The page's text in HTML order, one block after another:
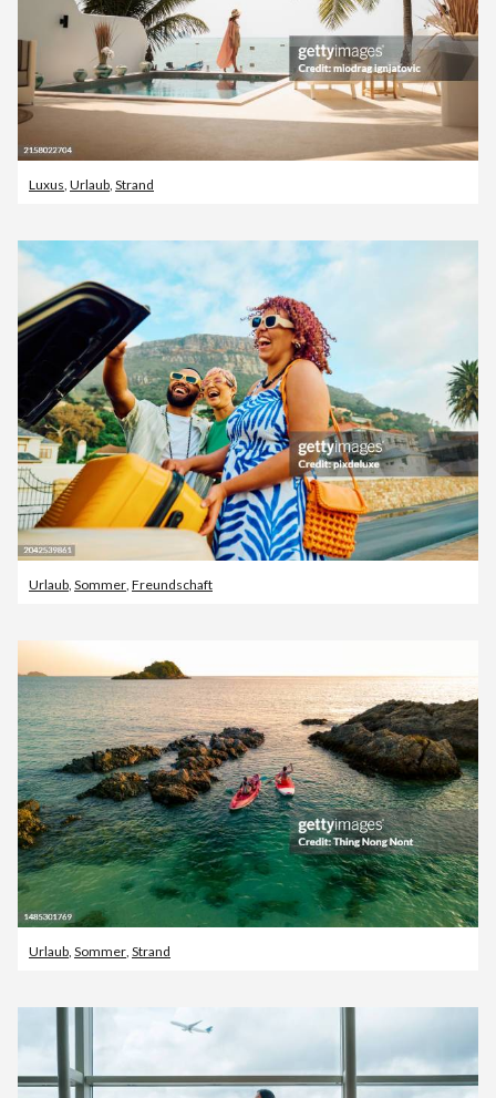
Luxus, Urlaub, Strand
Urlaub Sommer Freundschaft
Urlaub, Sommer, Strand